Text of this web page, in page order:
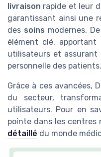
livraison rapide et leur
garantissant ainsi une
des soins modernes.
élément clé,
utilisateurs et assurant
personnelle des patients.
Grâce à ces avancées,
du secteur,
utilisateurs. Pour en
pointe dans les centres
détaillé du monde